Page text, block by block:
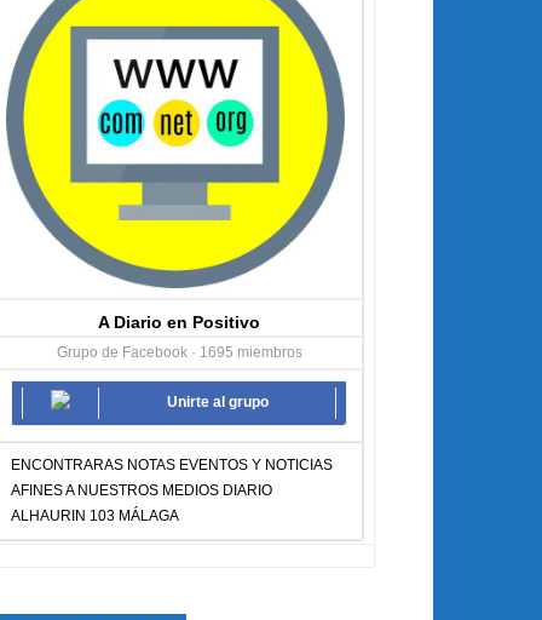
A Diario en Positivo
Grupo de Facebook · 1695 miembros
Unirte al grupo
ENCONTRARAS NOTAS EVENTOS Y NOTICIAS
AFINES A NUESTROS MEDIOS DIARIO
ALHAURIN 103 MÁLAGA